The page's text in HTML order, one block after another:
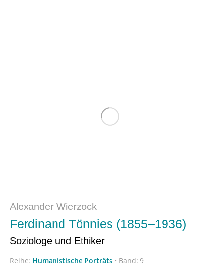
Alexander Wierzock
Ferdinand Tönnies (1855–1936)
Soziologe und Ethiker
Reihe: Humanistische Porträts • Band: 9